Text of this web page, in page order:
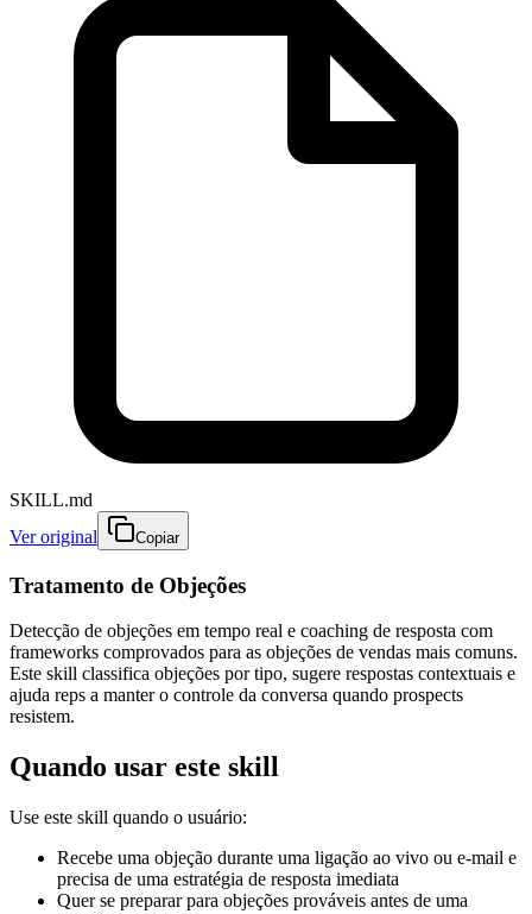
SKILL.md
Ver original
Copiar
Tratamento de Objeções
Detecção de objeções em tempo real e coaching de resposta com
frameworks comprovados para as objeções de vendas mais comuns.
Este skill classifica objeções por tipo, sugere respostas contextuais e
ajuda reps a manter o controle da conversa quando prospects
resistem.
Quando usar este skill
Use este skill quando o usuário:
Recebe uma objeção durante uma ligação ao vivo ou e-mail e
precisa de uma estratégia de resposta imediata
Quer se preparar para objeções prováveis antes de uma